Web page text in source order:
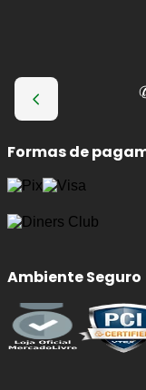
Formas de
Ambiente Seguro